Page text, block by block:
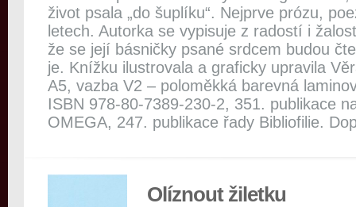
život psala „do šuplíku“. Nejprve prózu,
letech. Autorka se vypisuje z radostí i
že se její básničky psané srdcem budou
je. Knížku ilustrovala a graficky upravila
A5, vazba V2 – poloměkká barevná
ISBN 978-80-7389-230-2, 351. publikace
OMEGA, 247. publikace řady Bibliofilie.
Olíznout žiletku